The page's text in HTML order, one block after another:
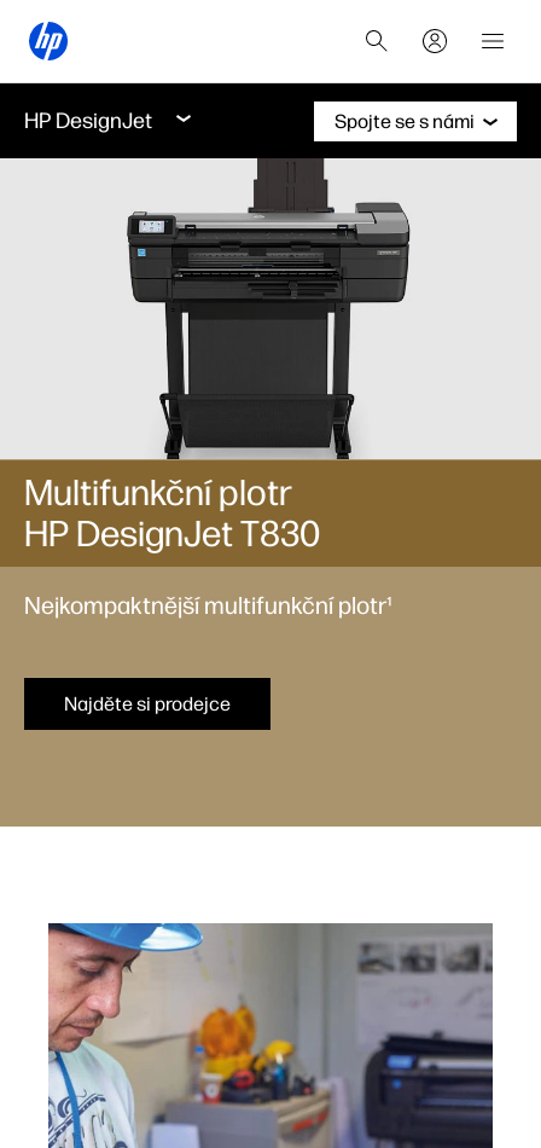
HP DesignJet Spojte se s námi
Multifunkční plotr
HP DesignJet T830
Nejkompaktnější multifunkční plotr¹
Najděte si prodejce